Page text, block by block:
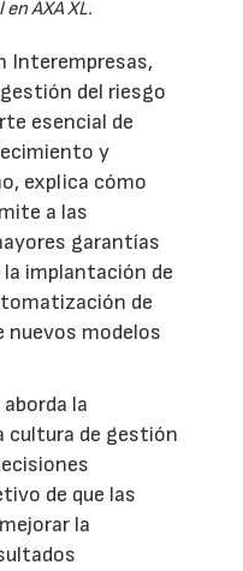
AXA XL.
Interempresas,
del riesgo
esencial de
y
explica cómo
a las
garantías
implantación de
de
nuevos modelos
la
cultura de gestión
de que las
la